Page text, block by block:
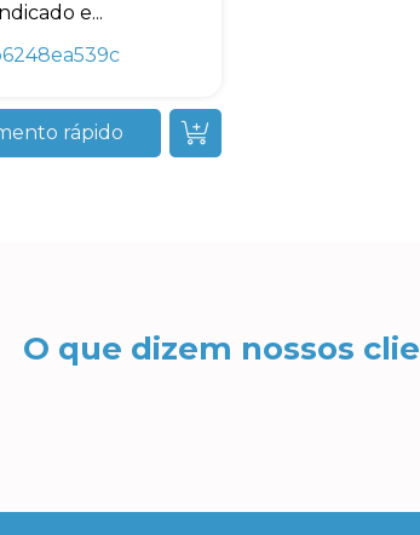
e...
rápido
O que dizem nossos